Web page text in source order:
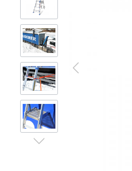
Leitern
Lagertechnik
Hubgeräte
Lkw-Enteisung
Zubehör